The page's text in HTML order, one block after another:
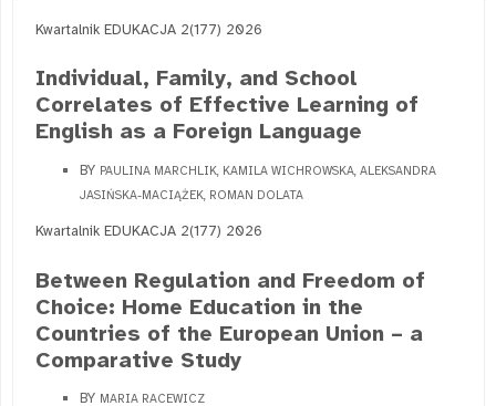
Kwartalnik EDUKACJA 2(177) 2026
Individual, Family, and School
Correlates of Effective Learning of
English as a Foreign Language
BY PAULINA MARCHLIK, KAMILA WICHROWSKA, ALEKSANDRA
JASIŃSKA-MACIĄŻEK, ROMAN DOLATA
Kwartalnik EDUKACJA 2(177) 2026
Between Regulation and Freedom of
Choice: Home Education in the
Countries of the European Union – a
Comparative Study
BY MARIA RACEWICZ